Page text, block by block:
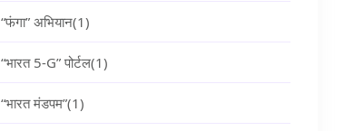
“फंगा” अभियान(1)
“भारत 5-G” पोर्टल(1)
“भारत मंडपम”(1)